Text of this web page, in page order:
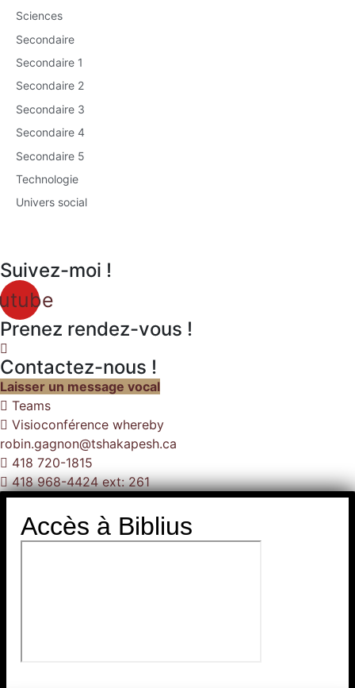
Sciences
Secondaire
Secondaire 1
Secondaire 2
Secondaire 3
Secondaire 4
Secondaire 5
Technologie
Univers social
Suivez-moi !
Prenez rendez-vous !
Contactez-nous !
Laisser un message vocal
Teams
Visioconférence whereby
robin.gagnon@tshakapesh.ca
418 720-1815
418 968-4424 ext: 261
Accès à Biblius